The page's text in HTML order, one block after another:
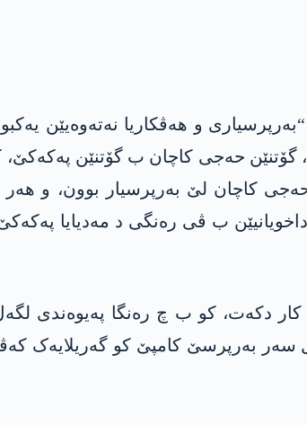
و ھەڤکاریا نەتەوەیێن
حەجی کاچان ب گۆتنێن پەکەکێ،
کاچان لێ بەرپرسیار بوون، و ھەر
ب ڤی رەنگی د مەدیایا
کار دکەت، کو ب چ رەنگا پەیوەندی
سەر بەرپرسێ کامپێ کو گەریلایەک